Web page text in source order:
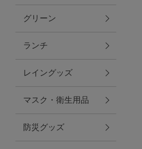
アクセサリー
ファッション雑貨
ファッショングッズ
スマホケース・アクセサリー
ポーチ
グリーン
ランチ
レイングッズ
マスク・衛生用品
防災グッズ